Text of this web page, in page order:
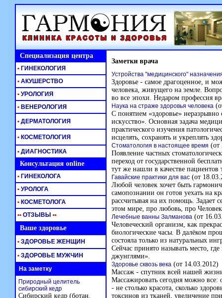
Специализация центра Заметки врача
Устройства "медицинского"
Здоровье - самое драгоценное, и
человека, живущего на земле.
во все эпохи. Недаром профессия
Наука на страже здоровья человека
С понятием «здоровье»
искусство». Основная задача
практического изучения
исцелять, сохранять и укреплять
Стоматология в настоящее время (от
Появление частных
переход от государственной
тут же нашли в качестве пациентов
Гавайские практики для вас (от
Любой человек хочет быть
самопознании он готов уехать на
рассчитывая на их помощь. Задает
этом мире, про любовь, про
Лечебные ванны Залманова (от
Человеческий организм, как
биологические часы. В далёком
состояла только из натуральных
Сейчас принято называть место,
джунглями».
Здоровье сквозь века (от 14.03.2012)
Массаж - спутник всей нашей
Массажировать сегодня можно все:
- не столько красота, сколько
токсинов из тканей, увеличение
• ГИНЕКОЛОГИЯ
• АКУШЕРСТВО
• УРОЛОГИЯ
• ВЕНЕРОЛОГИЯ
• ДЕРМАТОЛОГИЯ
• КОСМЕТОЛОГИЯ
• ДИАГНОСТИКА
Консультация online
• ГИНЕКОЛОГА
• УРОЛОГА
• КОСМЕТОЛОГА
•• ОТЗЫВЫ ••
Ваше здоровье
• ЗДОРОВЬЕ ЖЕНЩИН
• ЗДОРОВЬЕ МУЖЧИН
На заметку
Природный целитель
сибирский кедр
Сибирский кедр (ботан.